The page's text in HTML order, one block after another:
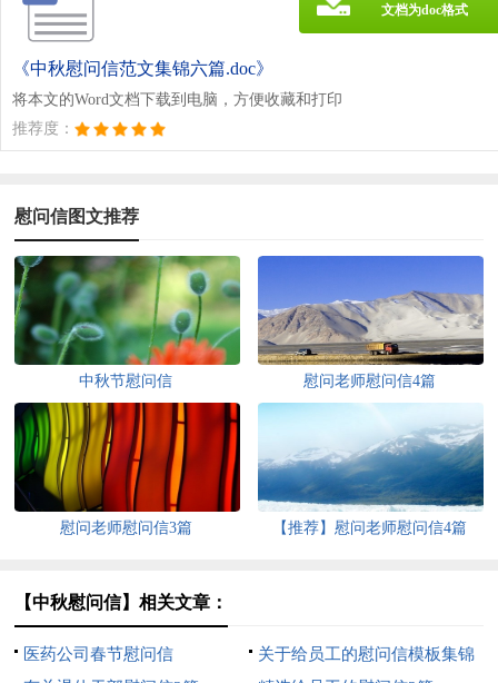
《中秋慰问信范文集锦六篇.doc》
将本文的Word文档下载到电脑，方便收藏和打印
推荐度：
文档为doc格式
慰问信图文推荐
中秋节慰问信 慰问老师慰问信4篇
慰问老师慰问信3篇 【推荐】慰问老师慰问信4篇
【中秋慰问信】相关文章：
医药公司春节慰问信
关于给员工的慰问信模板集锦